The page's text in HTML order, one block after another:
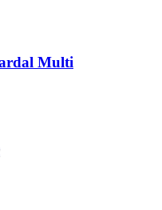
Multi